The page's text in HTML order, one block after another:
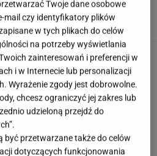
Twoje dane osobowe
mail czy identyfikatory plików
w tych plikach do celów
na potrzeby wyświetlania
zainteresowań i preferencji w
i w Internecie lub personalizacji
Wyrażenie zgody jest dobrowolne.
chcesz ograniczyć jej zakres lub
udzieloną przejdź do
być przetwarzane także do celów
dotyczących funkcjonowania